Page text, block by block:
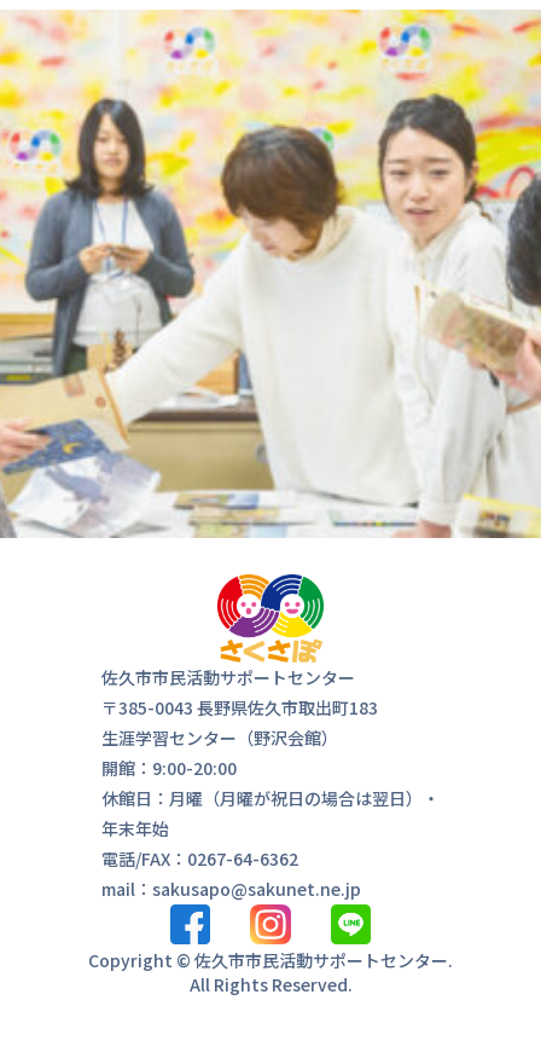
佐久市市民活動サポートセンター
〒385-0043 長野県佐久市取出町183
生涯学習センター（野沢会館）
開館：9:00-20:00
休館日：月曜（月曜が祝日の場合は翌日）・
年末年始
電話/FAX：0267-64-6362
mail：sakusapo@sakunet.ne.jp
Copyright © 佐久市市民活動サポートセンター.
All Rights Reserved.